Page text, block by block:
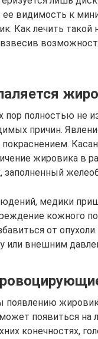
видимость к
Как лечить
пор полностью не
причин.
жировика в
медики
кожного
от
или внешним
появлению
появиться на
конечностях,